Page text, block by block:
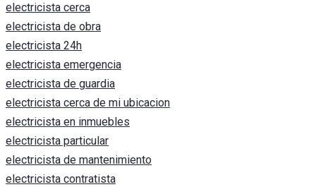
electricista cerca
electricista de obra
electricista 24h
electricista emergencia
electricista de guardia
electricista cerca de mi ubicacion
electricista en inmuebles
electricista particular
electricista de mantenimiento
electricista contratista